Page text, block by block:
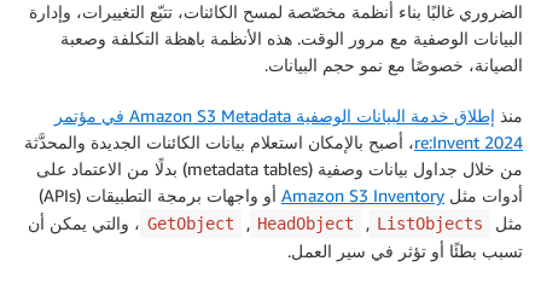
الضروري غالبًا بناء أنظمة مخصّصة لمسح الكائنات، تتبّع التغييرات، وإدارة
البيانات الوصفية مع مرور الوقت. هذه الأنظمة باهظة التكلفة وصعبة
الصيانة، خصوصًا مع نمو حجم البيانات.
منذ
إطلاق خدمة البيانات الوصفية Amazon S3 Metadata في مؤتمر
re:Invent 2024، أصبح بالإمكان استعلام بيانات الكائنات الجديدة والمحدَّثة
من خلال جداول بيانات وصفية (metadata tables) بدلًا من الاعتماد على
أدوات مثل Amazon S3 Inventory
أو واجهات برمجة التطبيقات (APIs)
مثل
ListObjects
,
HeadObject
,
GetObject ، والتي يمكن أن
تسبب بطئًا أو تؤثر في سير العمل.